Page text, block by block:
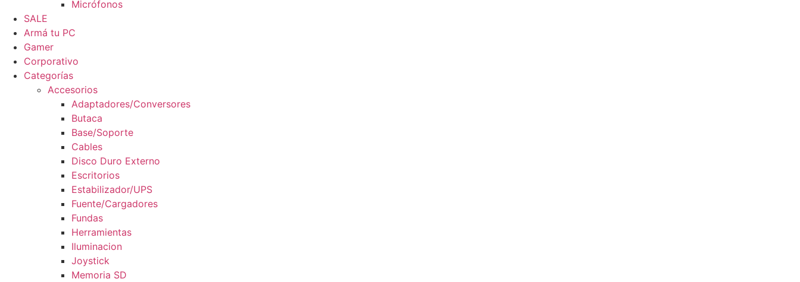
Micrófonos
SALE
Armá tu PC
Gamer
Corporativo
Categorías
Accesorios
Adaptadores/Conversores
Butaca
Base/Soporte
Cables
Disco Duro Externo
Escritorios
Estabilizador/UPS
Fuente/Cargadores
Fundas
Herramientas
Iluminacion
Joystick
Memoria SD